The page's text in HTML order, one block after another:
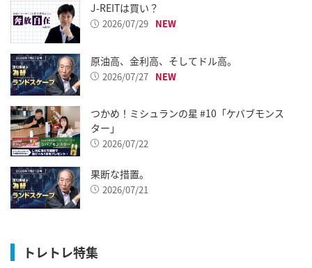
J-REITは買い？
2026/07/29
原油高、金利高、そしてドル高。
2026/07/27
つかめ！ミシュランの星 #10「ケバブモンス
ター」
2026/07/22
果断な措置。
2026/07/21
トレトレ特集